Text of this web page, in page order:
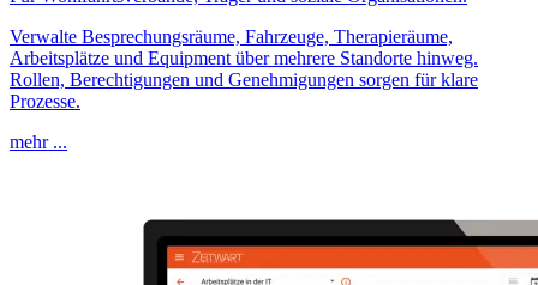
Verwalte Besprechungsräume, Fahrzeuge, Therapieräume,
Arbeitsplätze und Equipment über mehrere Standorte hinweg.
Rollen, Berechtigungen und Genehmigungen sorgen für klare
Prozesse.
mehr ...